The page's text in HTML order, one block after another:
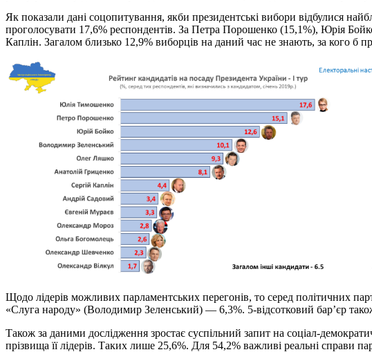
Як показали дані соцопитування, якби президентські вибори відбулися
проголосувати 17,6% респондентів. За Петра Порошенко (15,1%), Юрія
Каплін. Загалом близько 12,9% виборців на даний час не знають, за кого б
Щодо лідерів можливих парламентських перегонів, то серед політичних
«Слуга народу» (Володимир Зеленський) — 6,3%. 5-відсотковий бар’єр
Також за даними дослідження зростає суспільний запит на соціал-
прізвища її лідерів. Таких лише 25,6%. Для 54,2% важливі реальні справи